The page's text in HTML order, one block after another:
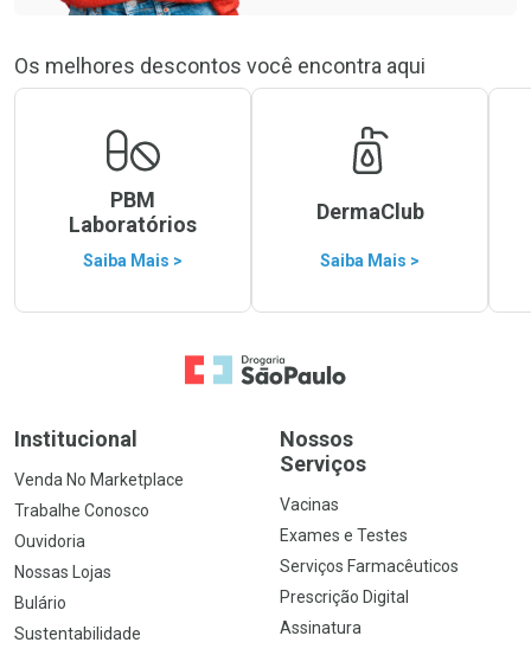
Os melhores descontos você encontra aqui
PBM
Laboratórios
Saiba Mais >
DermaClub
Saiba Mais >
Ir para a Home
Institucional
Venda No Marketplace
Trabalhe Conosco
Ouvidoria
Nossas Lojas
Bulário
Sustentabilidade
Nossos
Serviços
Vacinas
Exames e Testes
Serviços Farmacêuticos
Prescrição Digital
Assinatura